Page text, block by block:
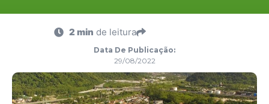
2 min de leitura
Data De Publicação:
29/08/2022